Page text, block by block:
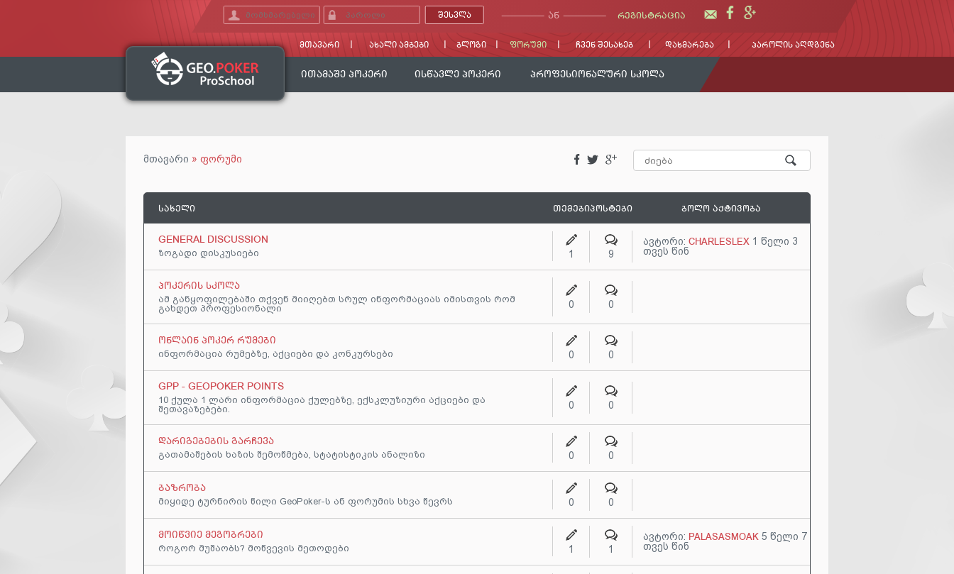
ᲐᲜ ᲠᲔᲒᲘᲡᲢᲠᲐᲪᲘᲐ
ᲛᲗᲐᲕᲐᲠᲘ ᲐᲮᲐᲚᲘ ᲐᲛᲑᲔᲑᲘ ᲑᲚᲝᲒᲘ ᲤᲝᲠᲣᲛᲘ ᲩᲕᲔᲜ ᲨᲔᲡᲐᲮᲔᲑ ᲓᲐᲮᲛᲐᲠᲔᲑᲐ ᲞᲐᲠᲝᲚᲘᲡ ᲐᲦᲓᲒᲔᲜᲐ
ᲘᲗᲐᲛᲐᲨᲔ ᲞᲝᲙᲔᲠᲘ ᲘᲡᲬᲐᲕᲚᲔ ᲞᲝᲙᲔᲠᲘ ᲞᲠᲝᲤᲔᲡᲘᲝᲜᲐᲚᲣᲠᲘ ᲡᲙᲝᲚᲐ
მთავარი » ფორუმი
ᲡᲐᲮᲔᲚᲘ ᲗᲔᲛᲔᲑᲘᲞᲝᲡᲢᲔᲑᲘ ᲑᲝᲚᲝ ᲐᲥᲢᲘᲕᲝᲑᲐ
GENERAL DISCUSSION
ზოგადი დისკუსიები 1 9
ავტორი: CHARLESLEX 1 წელი 3
თვეს წინ
ᲞᲝᲙᲔᲠᲘᲡ ᲡᲙᲝᲚᲐ
ამ განყოფილებაში თქვენ მიიღებთ სრულ ინფორმაციას იმისთვის რომ
გახდეთ პროფესიონალი
0 0
ᲝᲜᲚᲐᲘᲜ ᲞᲝᲙᲔᲠ ᲠᲣᲛᲔᲑᲘ
ინფორმაცია რუმებზე, აქციები და კონკურსები 0 0
GPP - GEOPOKER POINTS
10 ქულა 1 ლარი ინფორმაცია ქულებზე, ექსკლუზიური აქციები და
შეთავაზებები.
0 0
ᲓᲐᲠᲘᲒᲔᲑᲔᲑᲘᲡ ᲒᲐᲠᲩᲔᲕᲐ
გათამაშების ხაზის შემოწმება, სტატისტიკის ანალიზი 0 0
ᲑᲐᲖᲠᲝᲑᲐ
მიყიდე ტურნირის წილი GeoPoker-ს ან ფორუმის სხვა წევრს 0 0
ᲛᲝᲘᲬᲕᲘᲔ ᲛᲔᲒᲝᲑᲠᲔᲑᲘ
როგორ მუშაობს? მოწვევის მეთოდები 1 1
ავტორი: PALASASMOAK 5 წელი 7
თვეს წინ